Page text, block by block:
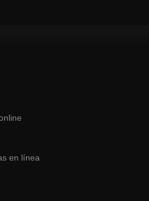
en línea